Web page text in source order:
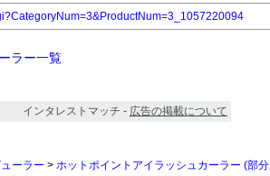
ラー一覧
インタレストマッチ - 広告の掲載について
ューラー > ホットポイントアイラッシュカーラー (部